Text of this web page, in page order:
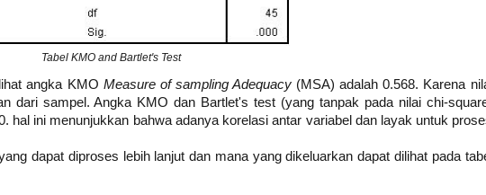
Tabel KMO and Bartlet's Test
angka KMO Measure of sampling Adequacy (MSA) adalah 0.568. Karena
dari sampel. Angka KMO dan Bartlet's test (yang tanpak pada nilai chi-
hal ini menunjukkan bahwa adanya korelasi antar variabel dan layak untuk
dapat diproses lebih lanjut dan mana yang dikeluarkan dapat dilihat pada